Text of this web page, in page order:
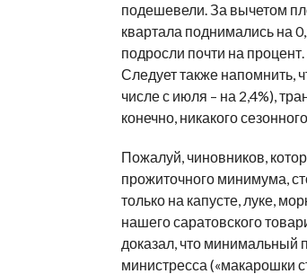
подешевели. За вычетом
квартала поднимались на
подросли почти на процент.
Следует также напомнить,
числе с июля – на 2,4%),
конечно, никакого
Пожалуй, чиновников,
прожиточного минимума,
только на капусте, луке,
нашего саратовского
доказал, что минимальный
министресса («макарошки